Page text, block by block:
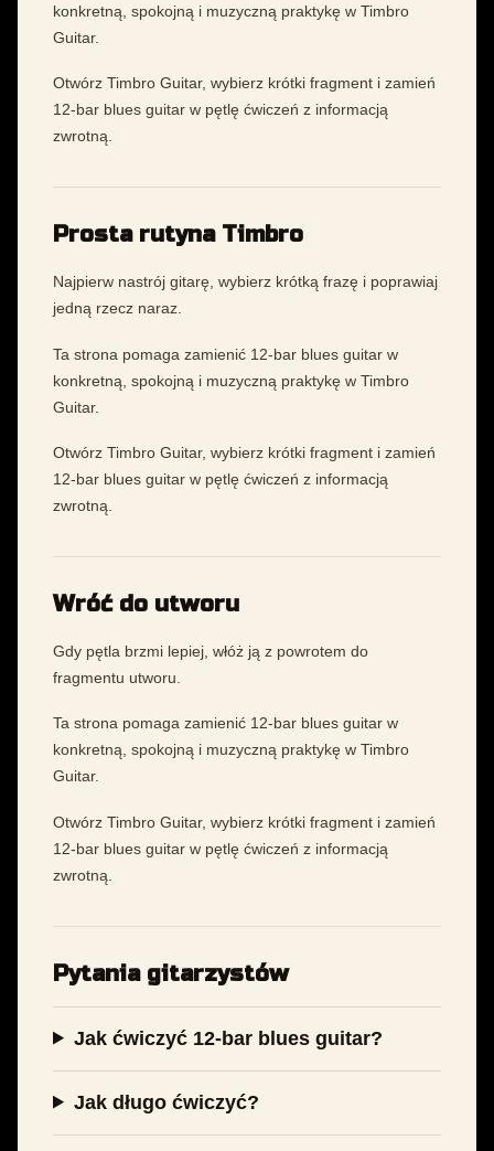
konkretną, spokojną i muzyczną praktykę w Timbro
Guitar.
Otwórz Timbro Guitar, wybierz krótki fragment i zamień
12-bar blues guitar w pętlę ćwiczeń z informacją
zwrotną.
Prosta rutyna Timbro
Najpierw nastrój gitarę, wybierz krótką frazę i poprawiaj
jedną rzecz naraz.
Ta strona pomaga zamienić 12-bar blues guitar w
konkretną, spokojną i muzyczną praktykę w Timbro
Guitar.
Otwórz Timbro Guitar, wybierz krótki fragment i zamień
12-bar blues guitar w pętlę ćwiczeń z informacją
zwrotną.
Wróć do utworu
Gdy pętla brzmi lepiej, włóż ją z powrotem do
fragmentu utworu.
Ta strona pomaga zamienić 12-bar blues guitar w
konkretną, spokojną i muzyczną praktykę w Timbro
Guitar.
Otwórz Timbro Guitar, wybierz krótki fragment i zamień
12-bar blues guitar w pętlę ćwiczeń z informacją
zwrotną.
Pytania gitarzystów
Jak ćwiczyć 12-bar blues guitar?
Jak długo ćwiczyć?